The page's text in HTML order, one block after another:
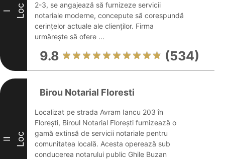
I Loc
2-3, se angajează să furnizeze servicii
notariale moderne, concepute să corespundă
cerințelor actuale ale clienților. Firma
urmărește să ofere ...
9.8 (534)
II Loc
Birou Notarial Floresti
Localizat pe strada Avram Iancu 203 în
Florești, Biroul Notarial Florești furnizează o
gamă extinsă de servicii notariale pentru
comunitatea locală. Acesta operează sub
conducerea notarului public Ghile Buzan